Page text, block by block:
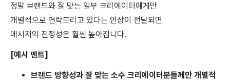
정말 브랜드와 잘 맞는 일부 크리에이터에게만
개별적으로 연락드리고 있다는 인상이 전달되면
메시지의 진정성은 훨씬 높아집니다.
[예시 멘트]
브랜드 방향성과 잘 맞는 소수 크리에이터분들께만 개별적